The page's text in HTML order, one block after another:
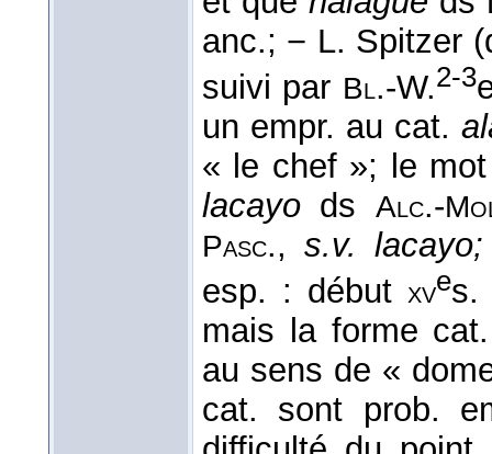
anc.; − L. Spitzer
suivi par Bl.-W.2-3
un empr. au cat.
« le chef »; le
lacayo ds Alc.-
Pasc., s.v.
esp. : débutxve
mais la forme
au sens de «
cat. sont prob.